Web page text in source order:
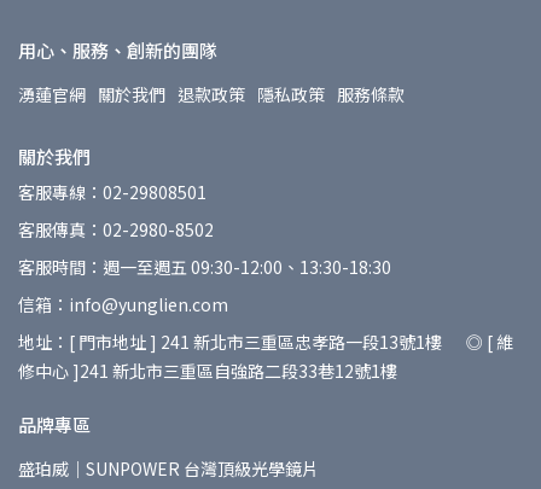
用心、服務、創新的團隊
湧蓮官網 關於我們 退款政策 隱私政策 服務條款
關於我們
客服專線：02-29808501
客服傳真：02-2980-8502
客服時間：週一至週五 09:30-12:00、13:30-18:30
信箱：info@yunglien.com
地址：[ 門市地址 ] 241 新北市三重區忠孝路一段13號1樓 ◎ [ 維
修中心 ]241 新北市三重區自強路二段33巷12號1樓
品牌專區
盛珀威｜SUNPOWER 台灣頂級光學鏡片